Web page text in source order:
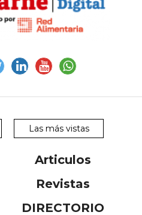
Las más vistas
Articulos
Revistas
DIRECTORIO